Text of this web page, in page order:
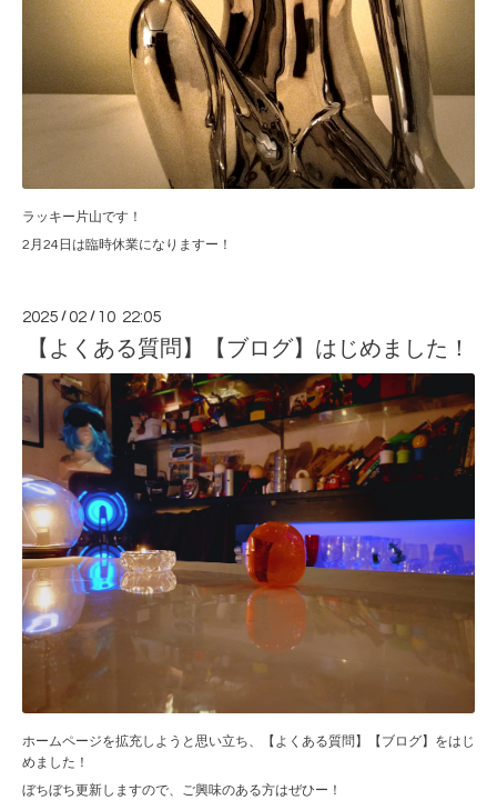
ラッキー片山です！
2月24日は臨時休業になりますー！
2025 /02 / 10 22:05
【よくある質問】【ブログ】はじめました！
ホームページを拡充しようと思い立ち、【よくある質問】【ブログ】をはじ
めました！
ぼちぼち更新しますので、ご興味のある方はぜひー！